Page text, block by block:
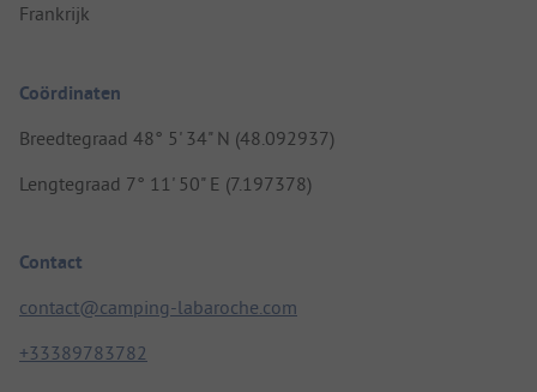
Frankrijk
Coördinaten
Breedtegraad 48° 5' 34" N (48.092937)
Lengtegraad 7° 11' 50" E (7.197378)
Contact
contact@camping-labaroche.com
+33389783782